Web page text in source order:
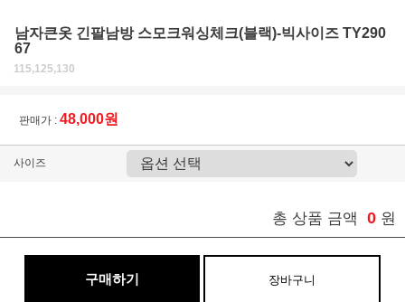
남자큰옷 긴팔남방 스모크워싱체크(블랙)-빅사이즈 TY290
67
115,125,130
판매가 : 48,000원
사이즈
총 상품 금액 0 원
구매하기 장바구니